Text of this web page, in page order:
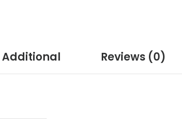
Additional Reviews (0)